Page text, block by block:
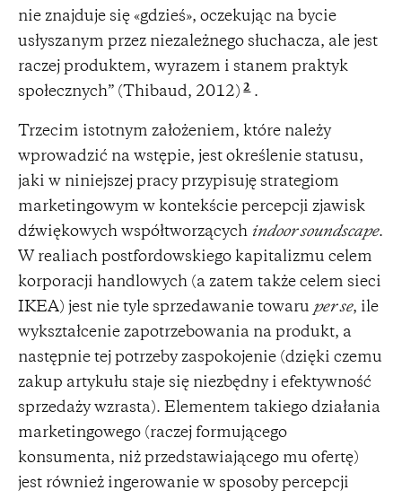
nie znajduje się «gdzieś», oczekując na bycie
usłyszanym przez niezależnego słuchacza, ale jest
raczej produktem, wyrazem i stanem praktyk
społecznych” (Thibaud, 2012) 2 .
Trzecim istotnym założeniem, które należy
wprowadzić na wstępie, jest określenie statusu,
jaki w niniejszej pracy przypisuję strategiom
marketingowym w kontekście percepcji zjawisk
dźwiękowych współtworzących indoor soundscape.
W realiach postfordowskiego kapitalizmu celem
korporacji handlowych (a zatem także celem sieci
IKEA) jest nie tyle sprzedawanie towaru per se, ile
wykształcenie zapotrzebowania na produkt, a
następnie tej potrzeby zaspokojenie (dzięki czemu
zakup artykułu staje się niezbędny i efektywność
sprzedaży wzrasta). Elementem takiego działania
marketingowego (raczej formującego
konsumenta, niż przedstawiającego mu ofertę)
jest również ingerowanie w sposoby percepcji